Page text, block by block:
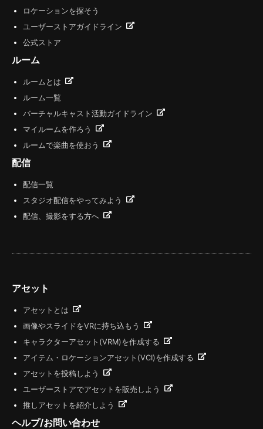
ロケーションを探そう
ユーザーストアガイドライン
公式ストア
ルーム
ルームとは
ルーム一覧
バーチャルキャスト活動ガイドライン
マイルームを作ろう
ルームで楽曲を使おう
配信
配信一覧
スタジオ配信をやってみよう
配信、撮影をする方へ
アセット
アセットとは
画像やスライドをVRに持ち込もう
キャラクターアセット(VRM)を作成する
アイテム・ロケーションアセット(VCI)を作成する
アセットを投稿しよう
ユーザーストアでアセットを販売しよう
推しアセットを紹介しよう
ヘルプ/お問い合わせ